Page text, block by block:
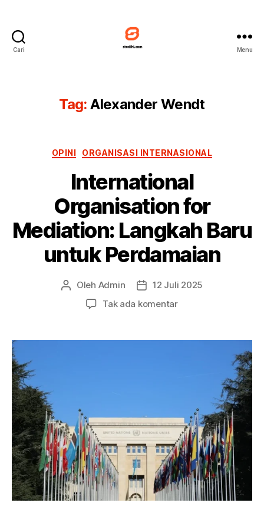
Cari Menu
Tag: Alexander Wendt
Kategori
OPINI ORGANISASI INTERNASIONAL
International
Organisation for
Mediation: Langkah Baru
untuk Perdamaian
Penulis
artikel
Oleh Admin
Tanggal
12 Juli 2025
Tak ada komentarpada
for
Perdamaian